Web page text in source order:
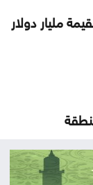
مليار دولار
والموعد